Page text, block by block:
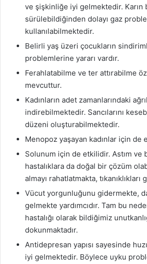
ve şişkinliğe iyi gelmektedir. Karın
sürülebildiğinden dolayı gaz
kullanılabilmektedir.
Belirli yaş üzeri çocukların
problemlerine yararı vardır.
Ferahlatabilme ve ter attırabilme
mevcuttur.
Kadınların adet zamanlarındaki
indirebilmektedir. Sancılarını
düzeni oluşturabilmektedir.
Menopoz yaşayan kadınlar için de
Solunum için de etkilidir. Astım ve
hastalıklara da doğal bir çözüm
almayı rahatlatmakta,
Vücut yorgunluğunu gidermekte,
gelmekte yardımcıdır. Tam bu
hastalığı olarak bildiğimiz
dokunmaktadır.
Antidepresan yapısı sayesinde
iyi gelmektedir. Böylece uyku